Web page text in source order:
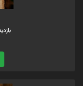
بازدید: 308 - کد